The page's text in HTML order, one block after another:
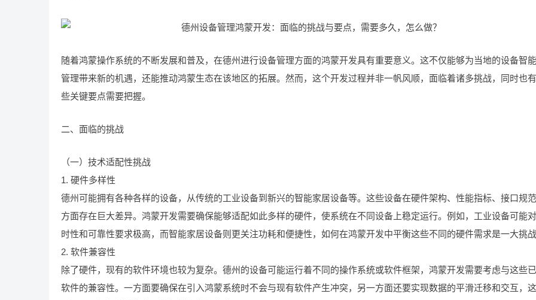
随着鸿蒙操作系统的不断发展和普及，在德州进行设备管理方面的鸿蒙开发具有重要意义。这不仅能够为当地的设备智
管理带来新的机遇，还能推动鸿蒙生态在该地区的拓展。然而，这个开发过程并非一帆风顺，面临着诸多挑战，同时也
些关键要点需要把握。
二、面临的挑战
（一）技术适配性挑战
1. 硬件多样性
德州可能拥有各种各样的设备，从传统的工业设备到新兴的智能家居设备等。这些设备在硬件架构、性能指标、接口规
方面存在巨大差异。鸿蒙开发需要确保能够适配如此多样的硬件，使系统在不同设备上稳定运行。例如，工业设备可能
时性和可靠性要求极高，而智能家居设备则更关注功耗和便捷性，如何在鸿蒙开发中平衡这些不同的硬件需求是一大挑战
2. 软件兼容性
除了硬件，现有的软件环境也较为复杂。德州的设备可能运行着不同的操作系统或软件框架，鸿蒙开发需要考虑与这些
软件的兼容性。一方面要确保在引入鸿蒙系统时不会与现有软件产生冲突，另一方面还要实现数据的平滑迁移和交互，